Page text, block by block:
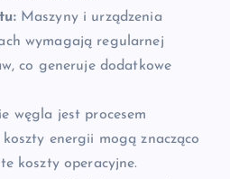
Maszyny i urządzenia
wymagają regularnej
co generuje dodatkowe
węgla jest procesem
koszty energii mogą znacząco
koszty operacyjne.